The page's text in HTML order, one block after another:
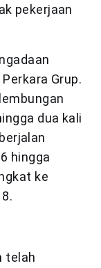
pekerjaan
Grup.
dua kali
hingga
ke
telah